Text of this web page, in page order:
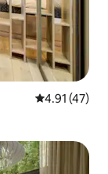
평점 4.91점
4.91 (47)